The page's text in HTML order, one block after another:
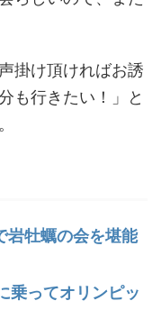
掛け頂ければお誘
も行きたい！」と
岩牡蠣の会を堪能
乗ってオリンピッ